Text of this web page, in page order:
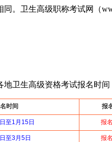
卫生高级职称考试网（
生高级资格考试报名时间
时间 报
至1月15日 报
至3月5日 报